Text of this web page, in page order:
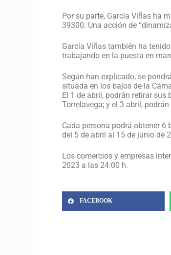
Por su parte, García Viñas ha
39300. Una acción de
García Viñas también ha
trabajando en la puesta en
Según han explicado, se
situada en los bajos de la
El 1 de abril, podrán retirar
Torrelavega; y el 3 abril,
Cada persona podrá obtener
del 5 de abril al 15 de junio de
Los comercios y empresas
2023 a las 24:00 h.
FACEBOOK